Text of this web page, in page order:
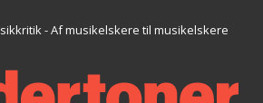
- Af musikelskere til musikelskere